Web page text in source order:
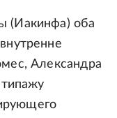
(Иакинфа) оба
Александра